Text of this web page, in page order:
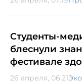
Студенты-
блеснули
фестивале
26 апреля, 06:21